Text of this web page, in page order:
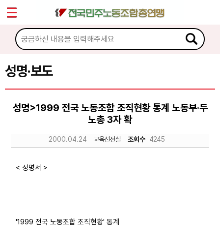
성명·보도
성명>1999 전국 노동조합 조직현황 통계 노동부·두
노총 3자 확
2000.04.24 교육선전실 조회수 4245
< 성명서 >
'1999 전국 노동조합 조직현황' 통계
마이페이지
소개
소식
공지사항
성명·보도
Sketchbook5, 스케치북5
Sketchbook5, 스케치북5